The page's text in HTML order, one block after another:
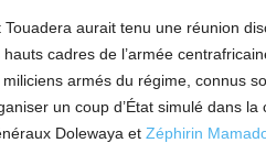
Touadera aurait tenu une réunion
cadres de l’armée
armés du régime, connus
un coup d’État simulé dans la
Dolewaya et Zéphirin